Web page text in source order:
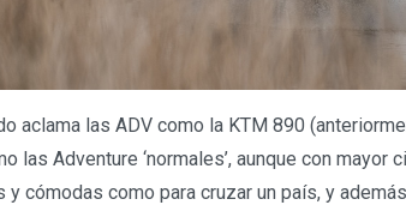
aclama las ADV como la KTM 890
las Adventure ‘normales’, aunque con
y cómodas como para cruzar un país, y